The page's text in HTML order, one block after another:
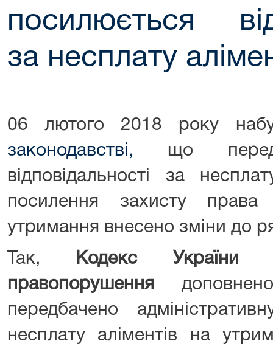
посилюється
за несплату
06 лютого 2018 року
законодавстві, що
відповідальності за
посилення захисту
утримання внесено зміни до
Так,
Кодекс України
правопорушення
передбачено
несплату аліментів на